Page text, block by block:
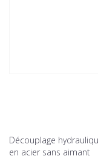
Découplage
en acier sans aimant